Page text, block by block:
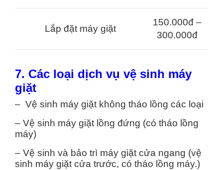
Lắp đặt máy giặt
150.000đ –
300.000đ
7. Các loại dịch vụ vệ sinh máy
giặt
– Vệ sinh máy giặt không tháo lồng các loại
– Vệ sinh máy giặt lồng đứng (có tháo lồng
máy)
– Vệ sinh và bảo trì máy giặt cửa ngang (vệ
sinh máy giặt cửa trước, có tháo lồng máy.)